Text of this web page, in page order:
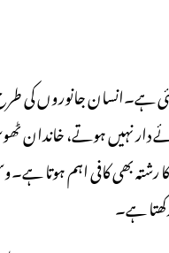
ہے۔انسان جانوروں کی
دار نہیں ہوتے،
بھی کافی اہم ہوتا
ہے۔